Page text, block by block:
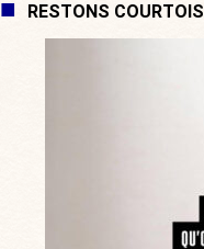
RESTONS COURTOIS